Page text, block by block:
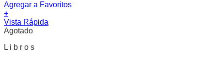
Agregar a Favoritos
+
Vista Rápida
Agotado
L i b r o s